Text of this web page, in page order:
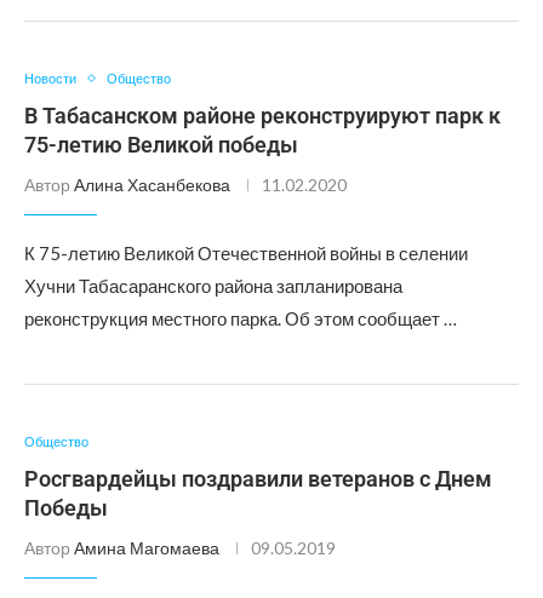
Новости Общество
В Табасанском районе реконструируют парк к
75-летию Великой победы
Автор Алина Хасанбекова 11.02.2020
К 75-летию Великой Отечественной войны в селении
Хучни Табасаранского района запланирована
реконструкция местного парка. Об этом сообщает …
Общество
Росгвардейцы поздравили ветеранов с Днем
Победы
Автор Амина Магомаева 09.05.2019